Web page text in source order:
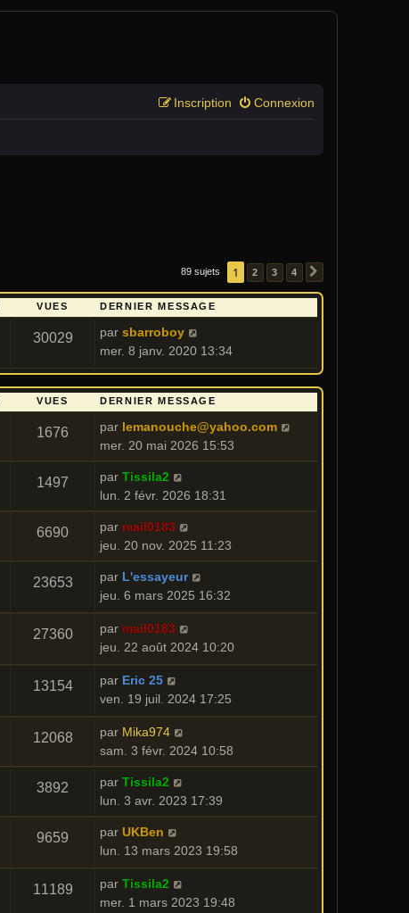
Connexion
Inscription
89 sujets 1 2 3 4
VUES DERNIER MESSAGE
30029 par sbarroboy
mer. 8 janv. 2020 13:34
VUES DERNIER MESSAGE
1676 par lemanouche@yahoo.com
mer. 20 mai 2026 15:53
1497 par Tissila2
lun. 2 févr. 2026 18:31
6690 par mail0183
jeu. 20 nov. 2025 11:23
23653 par L'essayeur
jeu. 6 mars 2025 16:32
27360 par mail0183
jeu. 22 août 2024 10:20
13154 par Eric 25
ven. 19 juil. 2024 17:25
12068 par Mika974
sam. 3 févr. 2024 10:58
3892 par Tissila2
lun. 3 avr. 2023 17:39
9659 par UKBen
lun. 13 mars 2023 19:58
11189 par Tissila2
mer. 1 mars 2023 19:48